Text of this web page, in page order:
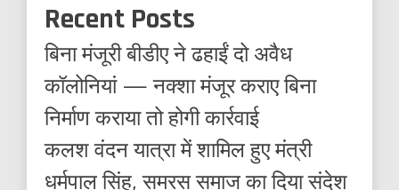
Recent Posts
बिना मंजूरी बीडीए ने ढहाईं दो अवैध
कॉलोनियां — नक्शा मंजूर कराए बिना
निर्माण कराया तो होगी कार्रवाई
कलश वंदन यात्रा में शामिल हुए मंत्री
धर्मपाल सिंह, समरस समाज का दिया संदेश